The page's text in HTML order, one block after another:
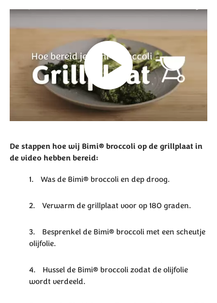
De stappen hoe wij Bimi® broccoli op de grillplaat in
de video hebben bereid:
Was de Bimi® broccoli en dep droog.
Verwarm de grillplaat voor op 180 graden.
Besprenkel de Bimi® broccoli met een scheutje
olijfolie.
Hussel de Bimi® broccoli zodat de olijfolie
wordt verdeeld.